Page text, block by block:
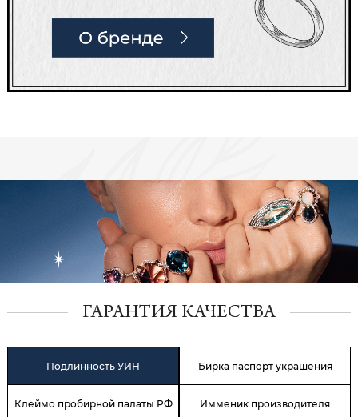
ГАРАНТИЯ КАЧЕСТВА
Подлинность УИН Бирка паспорт украшения
Клеймо пробирной палаты РФ Имменик производителя